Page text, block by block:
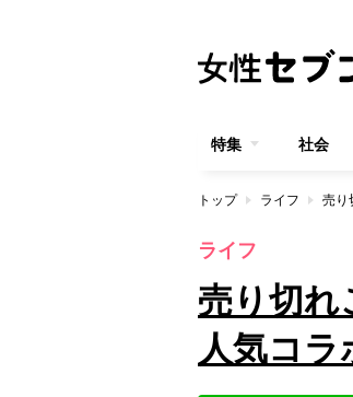
特集 社会
トップ ライフ 売り
ライフ
売り切
人気コラ